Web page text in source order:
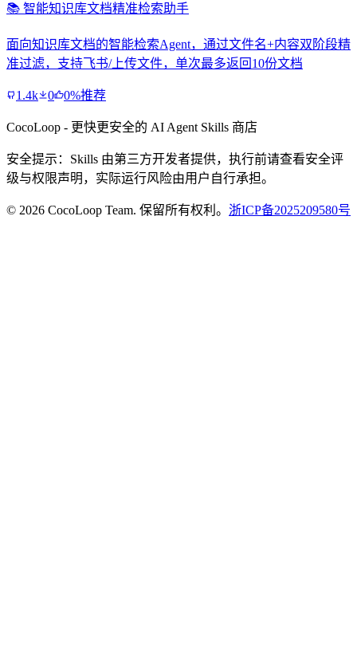
📚 智能知识库文档精准检索助手
面向知识库文档的智能检索Agent，通过文件名+内容双阶段精
准过滤，支持飞书/上传文件，单次最多返回10份文档
1.4k 0 0%推荐
CocoLoop - 更快更安全的 AI Agent Skills 商店
安全提示：Skills 由第三方开发者提供，执行前请查看安全评
级与权限声明，实际运行风险由用户自行承担。
© 2026 CocoLoop Team. 保留所有权利。 浙ICP备2025209580号